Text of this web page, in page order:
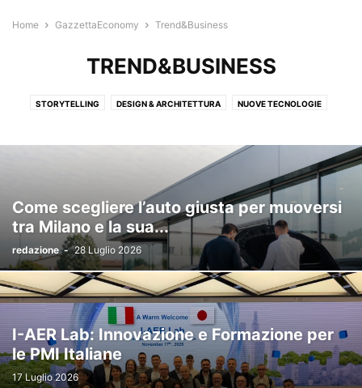
Home GazzettaEconomy Trend&Business
TREND&BUSINESS
STORYTELLING DESIGN & ARCHITETTURA NUOVE TECNOLOGIE
IL SALOTTO DELLE IMPRESE TREND&BUSINESS NEXT
Come scegliere l’auto giusta per muoversi
tra Milano e la sua...
redazione - 28 Luglio 2026
I-AER Lab: Innovazione e Formazione per
le PMI Italiane
17 Luglio 2026